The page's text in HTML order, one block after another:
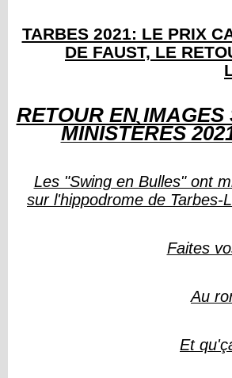
TARBES 2021: LE PRIX
DE FAUST, LE
RETOUR EN
MINISTÈRES
Les "Swing en Bulles" ont
sur l'hippodrome de Tarbes-
Faites
Au
Et